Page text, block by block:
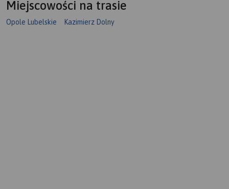
Miejscowości na trasie
Opole Lubelskie Kazimierz Dolny